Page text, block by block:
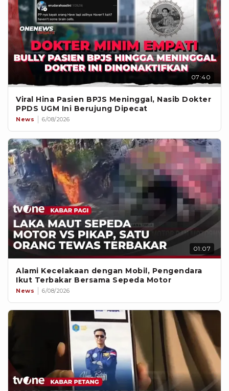
07:40
Viral Hina Pasien BPJS Meninggal, Nasib Dokter
PPDS UGM Ini Berujung Dipecat
News 6/08/2026
01:07
Alami Kecelakaan dengan Mobil, Pengendara
Ikut Terbakar Bersama Sepeda Motor
News 6/08/2026